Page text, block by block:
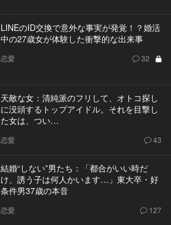
LINEのID交換で意外な事実が発覚！？婚活
中の27歳女が体験した衝撃的な出来事
恋愛 32
天敵な女：清純派のフリして、オトコ探し
に没頭するトップアイドル。それを目撃し
た女は、つい…
恋愛 43
結婚“しない”男たち：「都合がいい時だ
け、誘う子は何人かいます…」東大卒・好
条件男37歳の本音
恋愛 127